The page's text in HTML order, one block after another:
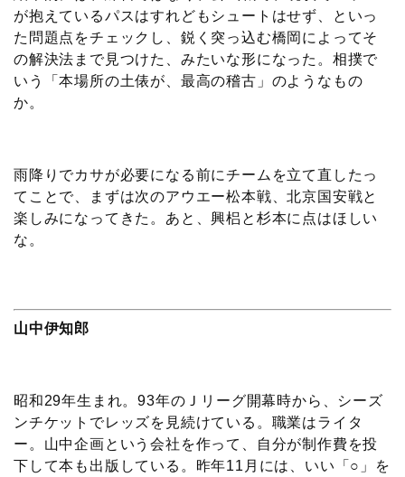
が抱えているパスはすれどもシュートはせず、といっ
た問題点をチェックし、鋭く突っ込む橋岡によってそ
の解決法まで見つけた、みたいな形になった。相撲で
いう「本場所の土俵が、最高の稽古」のようなもの
か。
雨降りでカサが必要になる前にチームを立て直したっ
てことで、まずは次のアウエー松本戦、北京国安戦と
楽しみになってきた。あと、興梠と杉本に点はほしい
な。
山中伊知郎
昭和29年生まれ。93年のＪリーグ開幕時から、シーズ
ンチケットでレッズを見続けている。職業はライタ
ー。山中企画という会社を作って、自分が制作費を投
下して本も出版している。昨年11月には、いい「○」を